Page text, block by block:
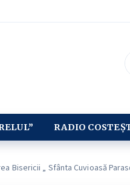
RADIO
Bisericii „ Sfânta Cuvioasă